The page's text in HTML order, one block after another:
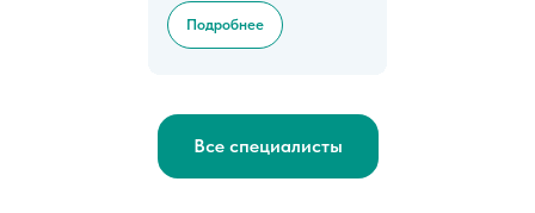
Подробнее
Все специалисты